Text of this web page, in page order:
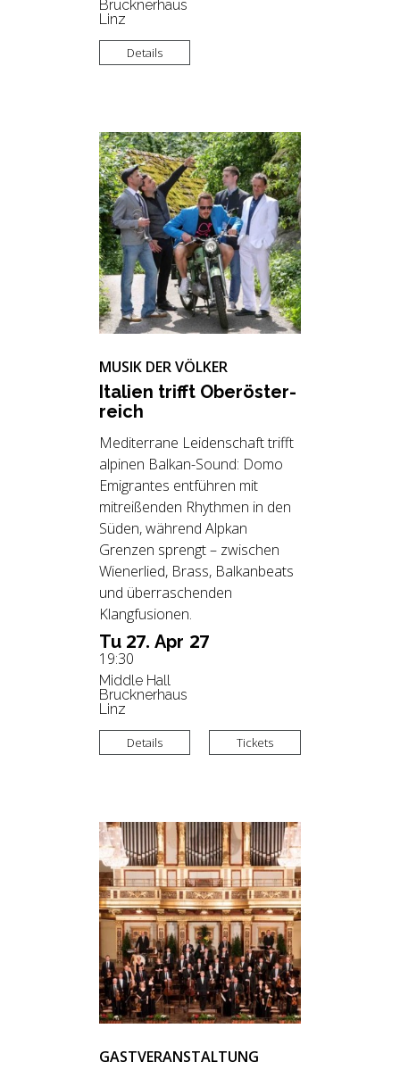
Brucknerhaus
Linz
Details
Tu 27. Apr 27
19:30
Middle Hall
Brucknerhaus
Linz
MUSIK DER VÖLKER
Ita­li­en trifft Ober­ös­ter­
reich
Mediterrane Leidenschaft trifft
alpinen Balkan-Sound: Domo
Emigrantes entführen mit
mitreißenden Rhythmen in den
Süden, während Alpkan
Grenzen sprengt – zwischen
Wienerlied, Brass, Balkanbeats
und überraschenden
Klangfusionen.
Details Tickets
GASTVERANSTALTUNG